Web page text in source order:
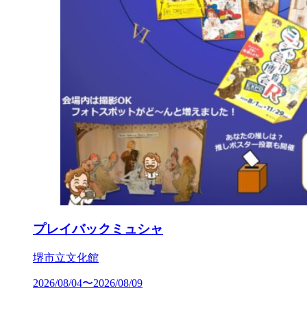
プレイバックミュシャ
堺市立文化館
2026/08/04〜2026/08/09